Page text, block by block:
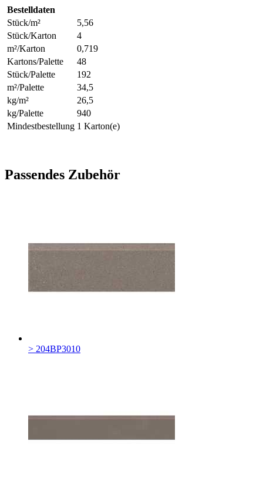
Bestelldaten
Stück/m²
5,56
Stück/Karton
4
m²/Karton
0,719
Kartons/Palette
48
Stück/Palette
192
m²/Palette
34,5
kg/m²
26,5
kg/Palette
940
Mindestbestellung 1 Karton(e)
Passendes Zubehör
> 204BP3010